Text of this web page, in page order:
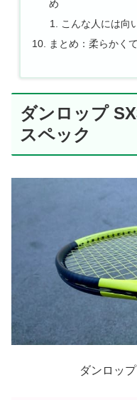
め
こんな人には向
まとめ：柔らかく
ダンロップ
スペック
ダンロッ